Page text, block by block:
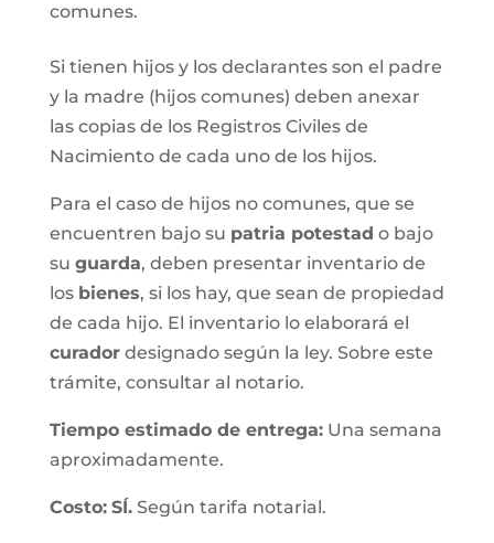
comunes.
Si tienen hijos y los declarantes son el padre
y la madre (hijos comunes) deben anexar
las copias de los Registros Civiles de
Nacimiento de cada uno de los hijos.
Para el caso de hijos no comunes, que se
encuentren bajo su patria potestad o bajo
su guarda, deben presentar inventario de
los bienes, si los hay, que sean de propiedad
de cada hijo. El inventario lo elaborará el
curadordesignado según la ley. Sobre este
trámite, consultar al notario.
Tiempo estimado de entrega:Una semana
aproximadamente.
Costo: SÍ.Según tarifa notarial.